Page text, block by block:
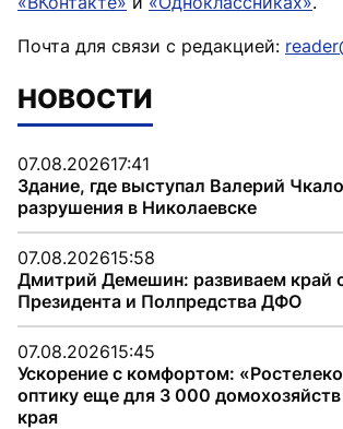
Почта для связи с редакцией:
НОВОСТИ
07.08.202617:41
Здание, где выступал Валерий
разрушения в Николаевске
07.08.202615:58
Дмитрий Демешин: развиваем край
Президента и Полпредства ДФО
07.08.202615:45
Ускорение с комфортом:
оптику еще для 3 000
края